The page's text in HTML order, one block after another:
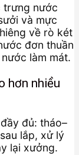
trưng nước
và mực
về rò két
đơn thuần
làm mát.
hơn nhiều
đủ: tháo–
lắp, xử lý
lại xưởng.